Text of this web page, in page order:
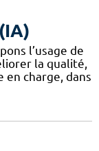
l’usage de
la qualité,
charge, dans